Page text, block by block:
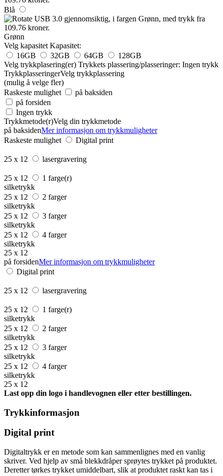
Blå
Grønn
Velg kapasitet Kapasitet:
16GB
32GB 64GB
128GB
Velg trykkplasering(er) Trykkets plassering/plasseringer: Ingen trykk
TrykkplasseringerVelg trykkplassering
(mulig å velge fler)
Raskeste mulighet
på baksiden
på forsiden
Ingen trykk
Trykkmetode(r)Velg din trykkmetode
på baksidenMer informasjon om trykkmuligheter
Raskeste mulighet
Digital print
25 x 12 lasergravering
25 x 12
1 farge(r)
silketrykk
25 x 12
2 farger
silketrykk
25 x 12
3 farger
silketrykk
25 x 12
4 farger
silketrykk
25 x 12
på forsidenMer informasjon om trykkmuligheter
Digital print
25 x 12 lasergravering
25 x 12
1 farge(r)
silketrykk
25 x 12
2 farger
silketrykk
25 x 12
3 farger
silketrykk
25 x 12
4 farger
silketrykk
25 x 12
Last opp din logo i handlevognen eller etter bestillingen.
Trykkinformasjon
Digital print
Digitaltrykk er en metode som kan sammenlignes med en vanlig
skriver. Ved hjelp av små blekkdråper sprøytes trykket på produktet.
Deretter tørkes trykket umiddelbart, slik at produktet raskt kan tas i